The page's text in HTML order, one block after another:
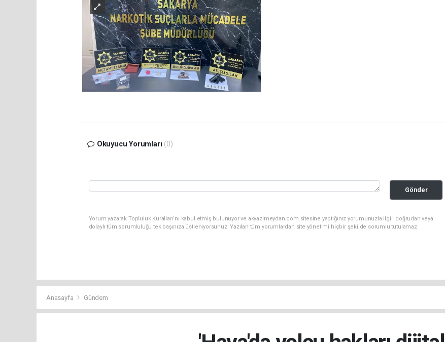
Okuyucu Yorumları (0)
Gönder
Yorum yazarak Topluluk Kuralları’nı kabul etmiş bulunuyor ve akyazimeydan.com sitesine yaptığınız yorumunuzla ilgili doğrudan veya
dolaylı tüm sorumluluğu tek başınıza üstleniyorsunuz. Yazılan tüm yorumlardan site yönetimi hiçbir şekilde sorumlu tutulamaz.
Anasayfa Gündem